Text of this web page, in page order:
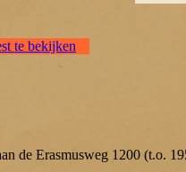
te bekijken
de Erasmusweg 1200 (t.o.